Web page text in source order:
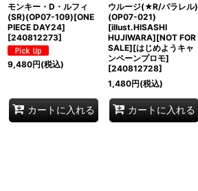
モンキー・D・ルフィ
(SR)(OP07-109)[ONE
PIECE DAY24]
[240812273]
9,480円(税込)
カートに入れる
ウルージ(★R/パラレル)
(OP07-021)
[illust.HISASHI
HUJIWARA][NOT FOR
SALE][はじめようキャ
ンペーンプロモ]
[240812728]
1,480円(税込)
カートに入れる